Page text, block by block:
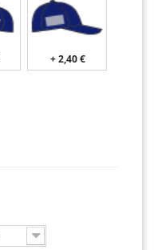
+ 2,40 €